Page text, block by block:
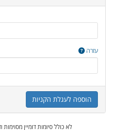
עזרה
הוספה לעגלת הקניות
* לא כולל סיומות דומיין